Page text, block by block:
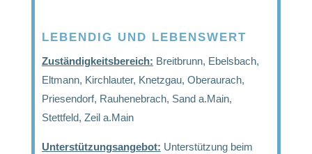
LEBENDIG UND LEBENSWERT
Zuständigkeitsbereich: Breitbrunn, Ebelsbach,
Eltmann, Kirchlauter, Knetzgau, Oberaurach,
Priesendorf, Rauhenebrach, Sand a.Main,
Stettfeld, Zeil a.Main
Unterstützungsangebot: Unterstützung beim